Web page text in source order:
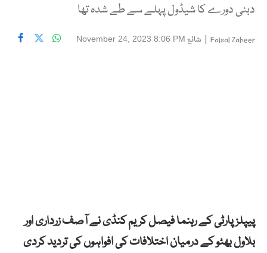
دبئی دورے کا شیڈول پہلے سے طے شدہ تھا
Faisal Zaheer
| شائع November 24, 2023 8:06 PM
پیپلز پارٹی کے رہنما فیصل کریم کنڈی نے آصف زرداری اور
بلاول بھٹو کے درمیان اختلافات کی افواہوں کی تردید کردی